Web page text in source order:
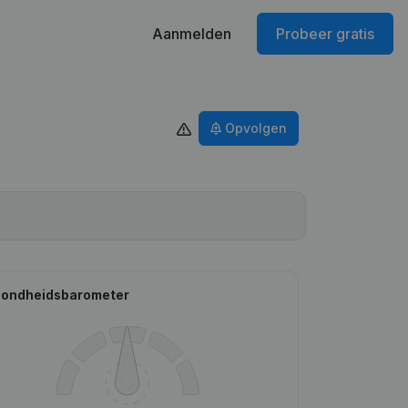
Aanmelden Probeer gratis
Opvolgen